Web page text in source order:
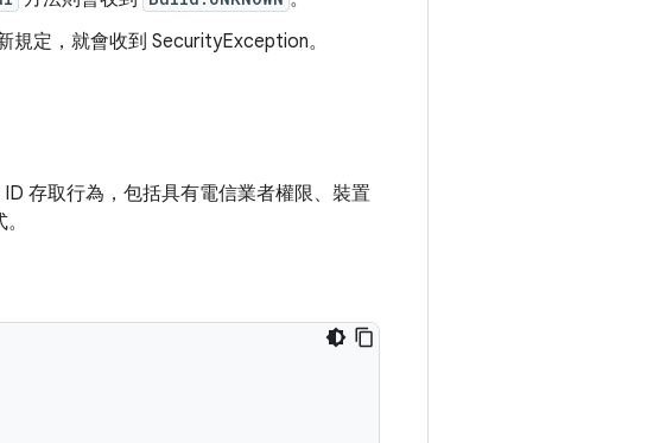
定，就會收到 SecurityException。
存取行為，包括具有電信業者權限、裝置